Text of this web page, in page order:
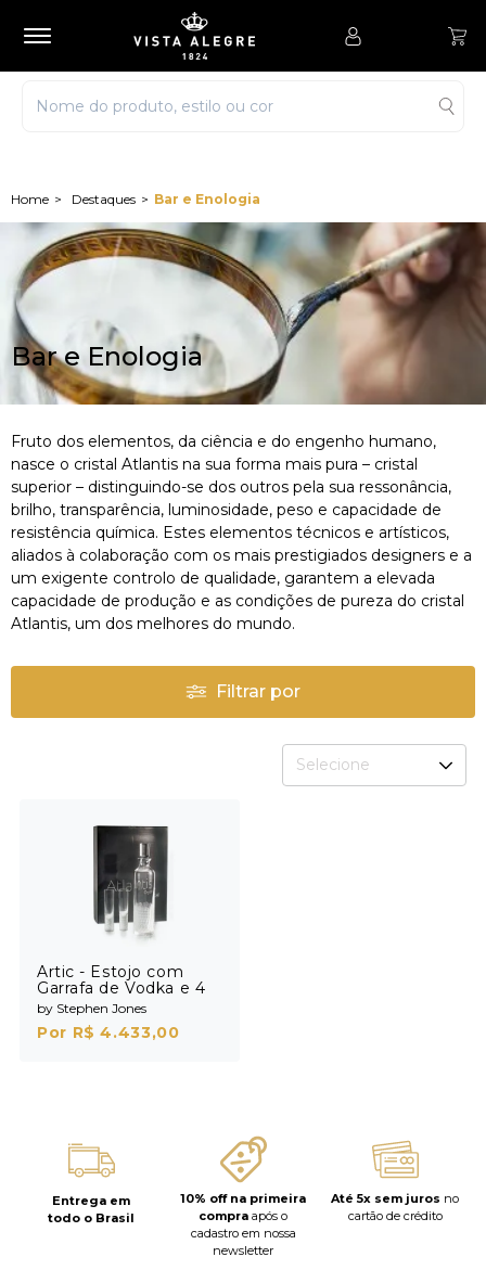
Destaques Bar e Enologia
Bar e Enologia
Fruto dos elementos, da ciência e do engenho humano,
nasce o cristal Atlantis na sua forma mais pura – cristal
superior – distinguindo-se dos outros pela sua ressonância,
brilho, transparência, luminosidade, peso e capacidade de
resistência química. Estes elementos técnicos e artísticos,
aliados à colaboração com os mais prestigiados designers e a
um exigente controlo de qualidade, garantem a elevada
capacidade de produção e as condições de pureza do cristal
Atlantis, um dos melhores do mundo.
Filtrar por
Selecione
Artic - Estojo com
Garrafa de Vodka e 4
Shots
by Stephen Jones
Por R$ 4.433,00
Entrega em
todo o Brasil
10% off na primeira
compra após o
cadastro em nossa
newsletter
Até 5x sem juros no
cartão de crédito